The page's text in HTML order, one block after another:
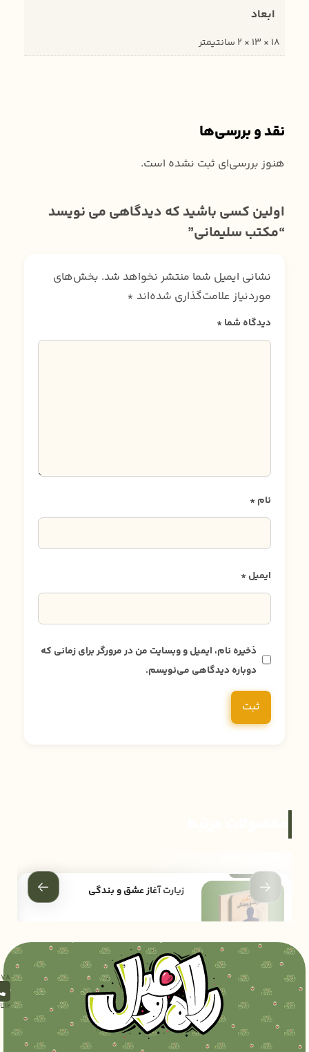
ابعاد
18 × 13 × 2 سانتیمتر
نقد و بررسی‌ها
هنوز بررسی‌ای ثبت نشده است.
اولین کسی باشید که دیدگاهی می نویسد
“مکتب سلیمانی”
نشانی ایمیل شما منتشر نخواهد شد. بخش‌های
موردنیاز علامت‌گذاری شده‌اند *
دیدگاه شما*
نام*
ایمیل*
ذخیره نام، ایمیل و وبسایت من در مرورگر برای زمانی که
دوباره دیدگاهی می‌نویسم.
زیارت آغاز عشق و بندگی
تومان
12تا18)